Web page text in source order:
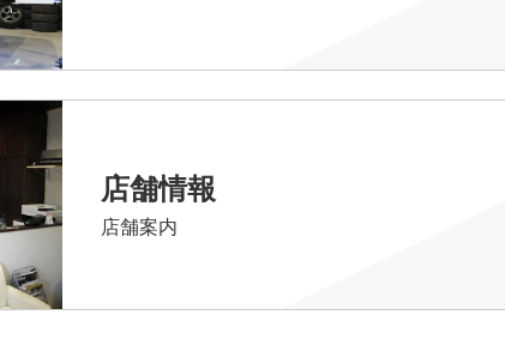
店舗情報
店舗案内